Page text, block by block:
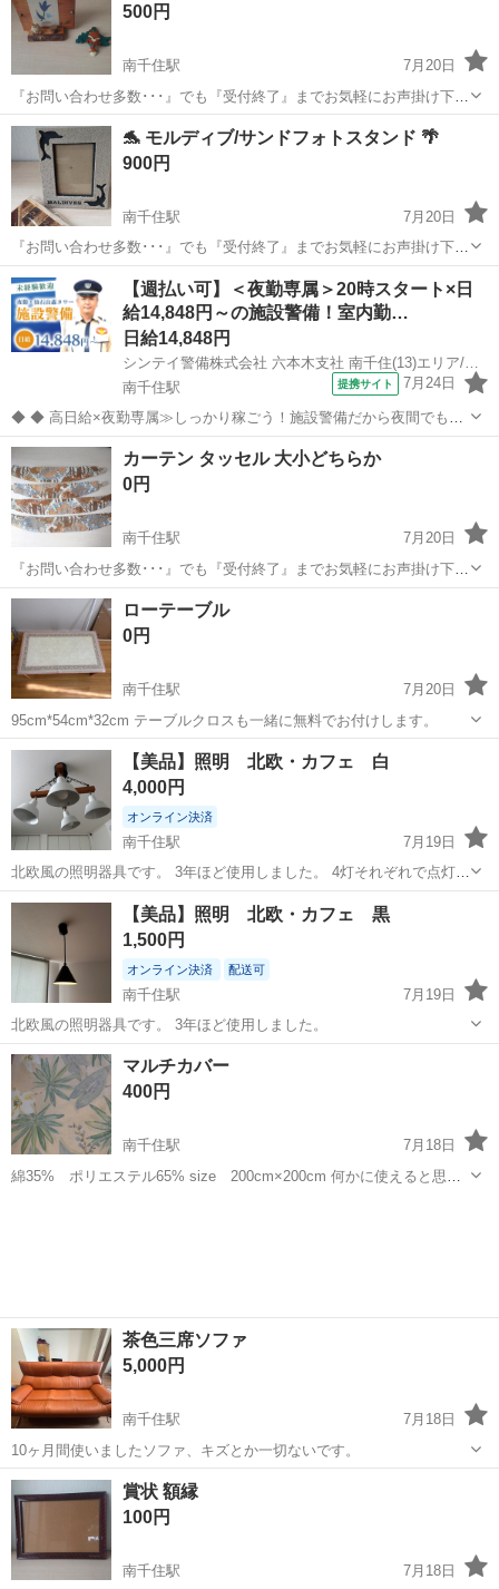
500円
南千住駅
7月20日
『お問い合わせ多数･･･』でも『受付終了』までお気軽にお声掛け下さ
い🤗 ご覧頂きありがとうございます ご希望の方はプロフより受け渡し
方法お選び下さいませ ～～～～～～～～～～～～～～～～ きつね好き
な方どうですか！？ ...
東京 荒川区 南千住駅 インテリア雑貨/小物 レトロ
🐬 モルディブ/サンドフォトスタンド 🌴
900円
南千住駅
7月20日
『お問い合わせ多数･･･』でも『受付終了』までお気軽にお声掛け下さ
い🤗 ご覧頂きありがとうございます ご希望の方はプロフより受け渡し
方法お選び下さいませ ～～～～～～～～～～～～～～～～～～～ 土地
柄 手作りの味わい有...
東京 荒川区 南千住駅 インテリア雑貨/小物 お土産
【週払い可】＜夜勤専属＞20時スタート×日
給14,848円～の施設警備！室内勤…
日給14,848円
シンテイ警備株式会社 六本木支社 南千住(13)エリア/A3203200117
南千住駅
提携サイト 7月24日
◆ ◆ 高日給×夜勤専属≫しっかり稼ごう！施設警備だから夜間でも安
心＆安全！ 未経験の方でも「日給14,848円～」 休憩もたっぷり2.5時
間あるので メリハリも付けながら勤務出来ます◎ レギュラー勤務で月
収29万円以上...
東京 荒川区 南千住駅
カーテン タッセル 大小どちらか
0円
南千住駅
7月20日
『お問い合わせ多数･･･』でも『受付終了』までお気軽にお声掛け下さ
い🤗 ご覧頂きありがとうございます ご希望の方はプロフより受け渡し
方法お選び下さいませ ～～～～～～～～～～～～～～～～ 中古 使用
感有ります 役目は...
東京 荒川区 南千住駅
ローテーブル
0円
南千住駅
7月20日
95cm*54cm*32cm テーブルクロスも一緒に無料でお付けします。
東京 台東区 南千住駅 テーブル
【美品】照明 北欧・カフェ 白
4,000円
オンライン決済
南千住駅
7月19日
北欧風の照明器具です。 3年ほど使用しました。 4灯それぞれで点灯す
ることが可能です。
東京 荒川区 南千住駅 照明器具
【美品】照明 北欧・カフェ 黒
1,500円
オンライン決済 配送可
南千住駅
7月19日
北欧風の照明器具です。 3年ほど使用しました。
東京 荒川区 南千住駅
マルチカバー
400円
南千住駅
7月18日
綿35% ポリエステル65% size 200cm×200cm 何かに使えると思い
茶色三席ソファ
5,000円
南千住駅
7月18日
10ヶ月間使いましたソファ、キズとか一切ないです。
東京 台東区 南千住駅
賞状 額縁
100円
南千住駅
7月18日